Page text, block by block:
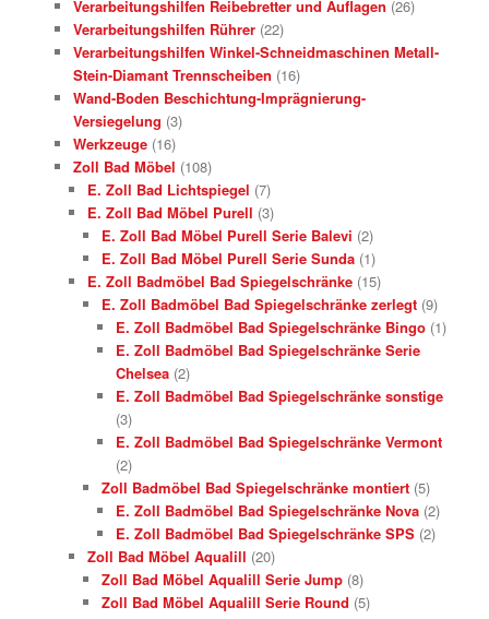
Verarbeitungshilfen Reibebretter und Auflagen (26)
Verarbeitungshilfen Rührer (22)
Verarbeitungshilfen Winkel-Schneidmaschinen Metall-
Stein-Diamant Trennscheiben (16)
Wand-Boden Beschichtung-Imprägnierung-
Versiegelung (3)
Werkzeuge (16)
Zoll Bad Möbel (108)
E. Zoll Bad Lichtspiegel (7)
E. Zoll Bad Möbel Purell (3)
E. Zoll Bad Möbel Purell Serie Balevi (2)
E. Zoll Bad Möbel Purell Serie Sunda (1)
E. Zoll Badmöbel Bad Spiegelschränke (15)
E. Zoll Badmöbel Bad Spiegelschränke zerlegt (9)
E. Zoll Badmöbel Bad Spiegelschränke Bingo (1)
E. Zoll Badmöbel Bad Spiegelschränke Serie
Chelsea (2)
E. Zoll Badmöbel Bad Spiegelschränke sonstige
(3)
E. Zoll Badmöbel Bad Spiegelschränke Vermont
(2)
Zoll Badmöbel Bad Spiegelschränke montiert (5)
E. Zoll Badmöbel Bad Spiegelschränke Nova (2)
E. Zoll Badmöbel Bad Spiegelschränke SPS (2)
Zoll Bad Möbel Aqualill (20)
Zoll Bad Möbel Aqualill Serie Jump (8)
Zoll Bad Möbel Aqualill Serie Round (5)